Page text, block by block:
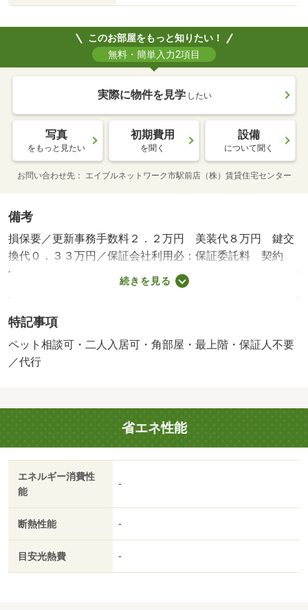
このお部屋をもっと知りたい！
無料・簡単入力2項目
実際に物件を見学 したい
写真
をもっと見たい
初期費用
を聞く
設備
について聞く
お問い合わせ先 エイブルネットワーク市駅前店（株）賃貸住宅センター
備考
損保要／更新事務手数料２．２万円 美装代８万円 鍵交
換代０．３３万円／保証会社利用必：保証委託料 契約
時：２．２万円又は２．５万円、月額：賃料総額の２．
２％・２．５％・５．５％いずれか必要。／仲介手数料
ット相談／ペット飼育相談可（犬・猫） ★家具家電レン
タル利用可★ 図面や設備が現況と異なる場合、現況優先
と致します。 別途月額費用：ｒｕｕｍサポート１ ９８
室内洗濯置／シューズボックス／システムキッチン／追焚
機能浴室／角住戸／温水洗浄便座／脱衣所／洗面所独立／
宅配ボックス／２面採光／最上階／敷金不要／対面式キッ
チン／防犯カメラ／ペット相談／ＩＨクッキングヒーター
／照明付／全居室収納／全居室洋室／ウォークインクロゼ
ット／保証人不要／全居室フローリング／２沿線利用可／
保証金不要／２４時間換気システム／複層ガラス／クロゼ
ット２ヶ所／サンルーム／南面リビング／浴室未使用／ト
イレ未使用／２駅利用可／３駅以上利用可／３沿線以上利
続きを見る
特記事項
ペット相談可・二人入居可・角部屋・最上階・保証人不要
／代行
省エネ性能
エネルギー消費性
能
-
断熱性能 -
目安光熱費 -